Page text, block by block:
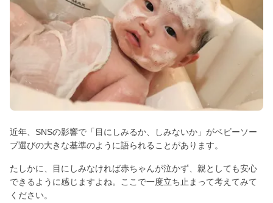
近年、SNSの影響で「目にしみるか、しみないか」がベビーソー
プ選びの大きな基準のように語られることがあります。
たしかに、目にしみなければ赤ちゃんが泣かず、親としても安心
できるように感じますよね。ここで一度立ち止まって考えてみて
ください。